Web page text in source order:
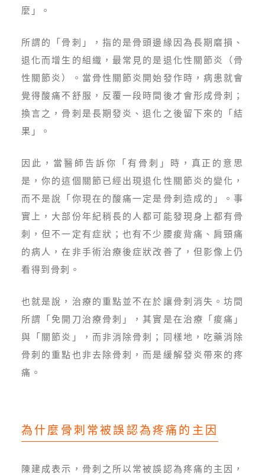
麼」。
所謂的「骨刺」，指的是骨頭邊緣因為長期磨損、
退化而增生的組織，最常見的是退化性關節炎（骨
性關節炎）。當骨性關節炎開始發作時，病患就會
覺得酸痛不舒服，反覆一段時間後才會形成骨刺；
換言之，骨刺是長期發炎、退化之後留下來的「結
果」。
因此，當醫師告訴你「有骨刺」時，真正的意思
是，你的這個關節已經出現退化性關節炎的變化，
而不是說「你現在的酸痛一定是骨刺造成的」。事
實上，大部份年紀稍長的人都可能發現身上都有骨
刺，但不一定有症狀；也有不少腰痠背痛、肩頸痛
的病人，在非手術治療後症狀改善了，但影像上仍
看得到骨刺。
也就是說，治療的重點並不在於讓骨刺消失。坊間
所謂「免開刀治療骨刺」，其實是在治療「痠痛」
與「關節炎」，而非消除骨刺；同樣地，吃藥消除
骨刺的重點也非去除骨刺，而是緩解發炎帶來的疼
痛。
為什麼骨刺常被誤認為疼痛的主因
陳建成表示，骨刺之所以常被誤認為疼痛的主因，